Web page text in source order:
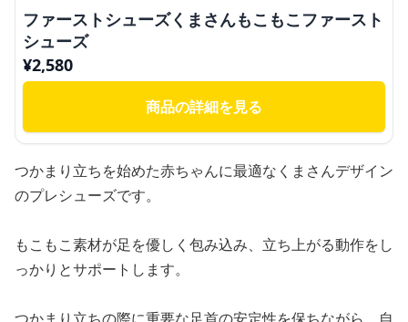
ファーストシューズくまさんもこもこファースト
シューズ
¥2,580
商品の詳細を見る
つかまり立ちを始めた赤ちゃんに最適なくまさんデザイン
のプレシューズです。
もこもこ素材が足を優しく包み込み、立ち上がる動作をし
っかりとサポートします。